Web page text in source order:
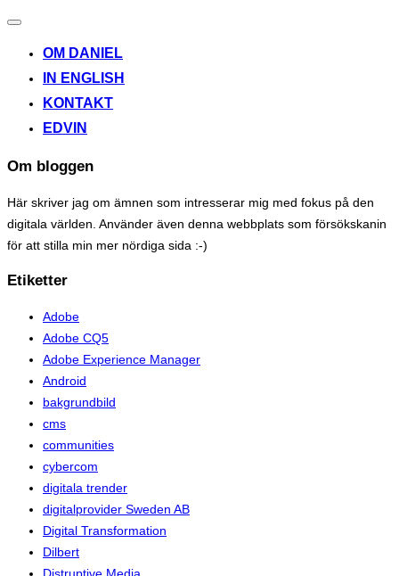
Toggle
OM DANIEL
IN ENGLISH
KONTAKT
EDVIN
Om bloggen
Här skriver jag om ämnen som intresserar mig med fokus på den
digitala världen. Använder även denna webbplats som försökskanin
för att stilla min mer nördiga sida :-)
Etiketter
Adobe
Adobe CQ5
Adobe Experience Manager
Android
bakgrundbild
cms
communities
cybercom
digitala trender
digitalprovider Sweden AB
Digital Transformation
Dilbert
Distruptive Media